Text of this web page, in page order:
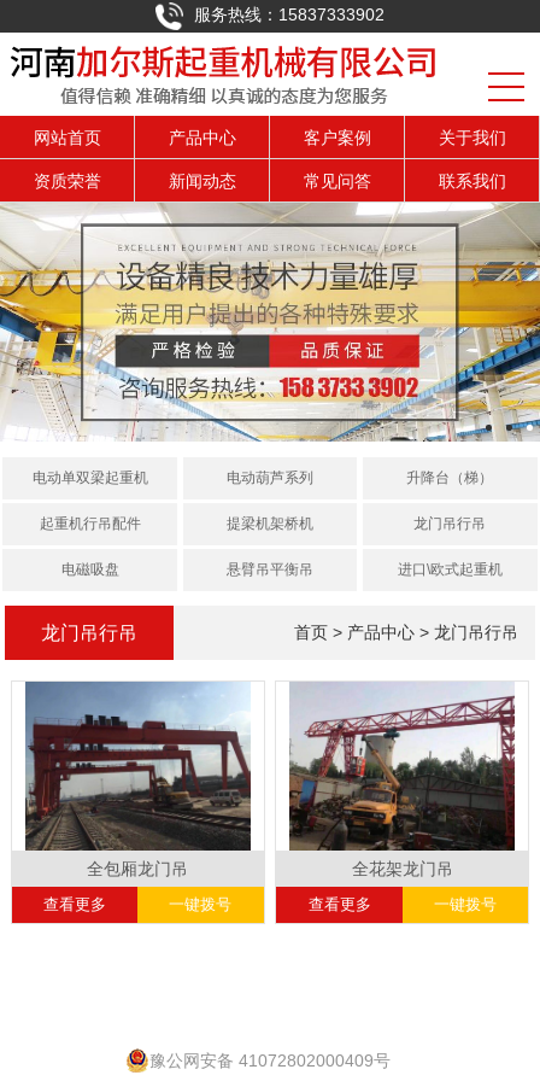
服务热线：15837333902
网站首页 产品中心 客户案例 关于我们
资质荣誉 新闻动态 常见问答 联系我们
电动单双梁起重机 电动葫芦系列 升降台（梯）
起重机行吊配件 提梁机架桥机 龙门吊行吊
电磁吸盘 悬臂吊平衡吊 进口\欧式起重机
龙门吊行吊 首页 > 产品中心 >龙门吊行吊
全包厢龙门吊
查看更多 一键拨号
全花架龙门吊
查看更多 一键拨号
豫公网安备 41072802000409号